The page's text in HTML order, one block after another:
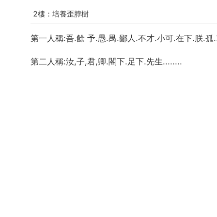
2樓：培養歪脖樹
第一人稱:吾.餘 予.愚.禺.鄙人.不才.小可.在下.朕.孤
第二人稱:汝,子,君,卿.閣下.足下.先生........